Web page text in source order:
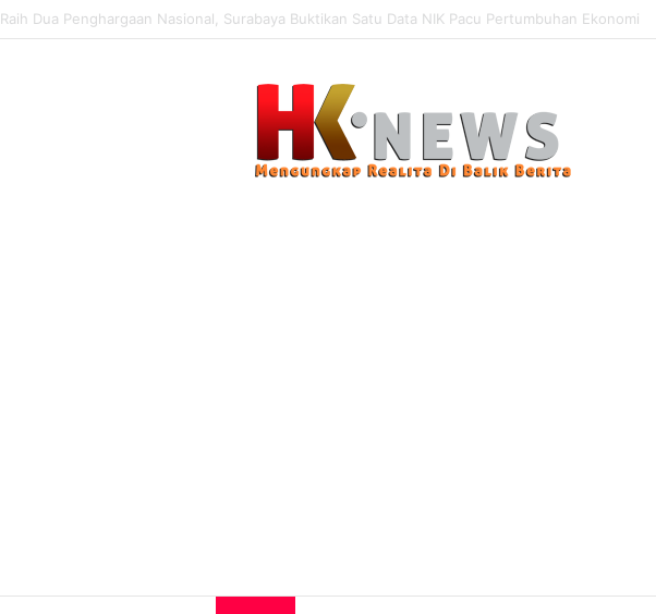
Satpol PP Ungkap Dugaan Modus Pencurian Kursi Fasum Pemkot Surabaya Pakai Ambulans